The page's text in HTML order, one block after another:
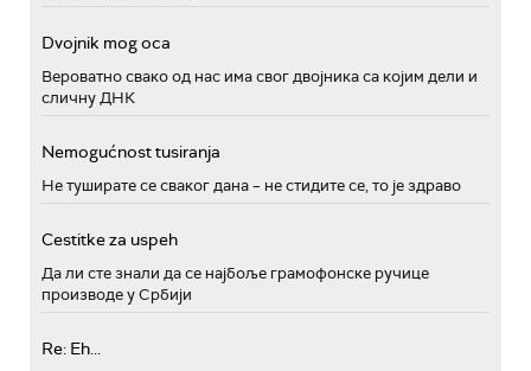
Dvojnik mog oca
Вероватно свако од нас има свог двојника са којим дели и
сличну ДНК
Nemogućnost tusiranja
Не туширате се сваког дана – не стидите се, то је здраво
Cestitke za uspeh
Да ли сте знали да се најбоље грамофонске ручице
производе у Србији
Re: Eh...